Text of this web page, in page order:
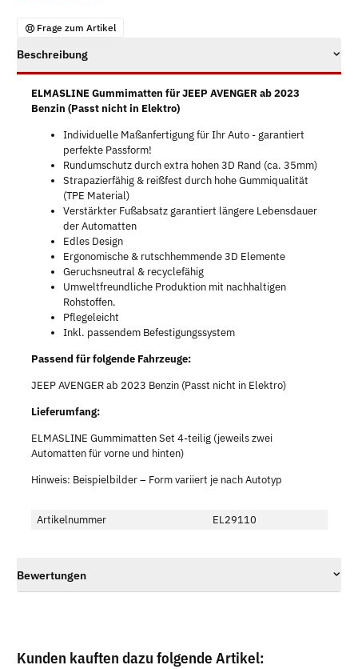
Frage zum Artikel
Beschreibung
ELMASLINE Gummimatten für JEEP AVENGER ab 2023
Benzin (Passt nicht in Elektro)
Individuelle Maßanfertigung für Ihr Auto - garantiert
perfekte Passform!
Rundumschutz durch extra hohen 3D Rand (ca. 35mm)
Strapazierfähig & reißfest durch hohe Gummiqualität
(TPE Material)
Verstärkter Fußabsatz garantiert längere Lebensdauer
der Automatten
Edles Design
Ergonomische & rutschhemmende 3D Elemente
Geruchsneutral & recyclefähig
Umweltfreundliche Produktion mit nachhaltigen
Rohstoffen.
Pflegeleicht
Inkl. passendem Befestigungssystem
Passend für folgende Fahrzeuge:
JEEP AVENGER ab 2023 Benzin (Passt nicht in Elektro)
Lieferumfang:
ELMASLINE Gummimatten Set 4-teilig (jeweils zwei
Automatten für vorne und hinten)
Hinweis: Beispielbilder – Form variiert je nach Autotyp
Artikelnummer EL29110
Bewertungen
Kunden kauften dazu folgende Artikel: